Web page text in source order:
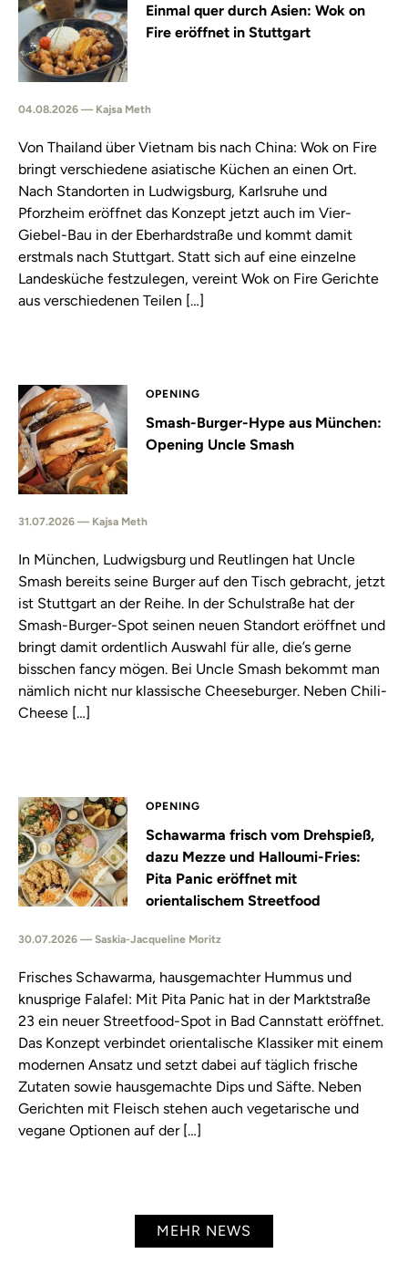
Einmal quer durch Asien: Wok on
Fire eröffnet in Stuttgart
04.08.2026 — Kajsa Meth
Von Thailand über Vietnam bis nach China: Wok on Fire
bringt verschiedene asiatische Küchen an einen Ort.
Nach Standorten in Ludwigsburg, Karlsruhe und
Pforzheim eröffnet das Konzept jetzt auch im Vier-
Giebel-Bau in der Eberhardstraße und kommt damit
erstmals nach Stuttgart. Statt sich auf eine einzelne
Landesküche festzulegen, vereint Wok on Fire Gerichte
aus verschiedenen Teilen […]
OPENING
Smash-Burger-Hype aus München:
Opening Uncle Smash
31.07.2026 — Kajsa Meth
In München, Ludwigsburg und Reutlingen hat Uncle
Smash bereits seine Burger auf den Tisch gebracht, jetzt
ist Stuttgart an der Reihe. In der Schulstraße hat der
Smash-Burger-Spot seinen neuen Standort eröffnet und
bringt damit ordentlich Auswahl für alle, die’s gerne
bisschen fancy mögen. Bei Uncle Smash bekommt man
nämlich nicht nur klassische Cheeseburger. Neben Chili-
Cheese […]
OPENING
Schawarma frisch vom Drehspieß,
dazu Mezze und Halloumi-Fries:
Pita Panic eröffnet mit
orientalischem Streetfood
30.07.2026 — Saskia-Jacqueline Moritz
Frisches Schawarma, hausgemachter Hummus und
knusprige Falafel: Mit Pita Panic hat in der Marktstraße
23 ein neuer Streetfood-Spot in Bad Cannstatt eröffnet.
Das Konzept verbindet orientalische Klassiker mit einem
modernen Ansatz und setzt dabei auf täglich frische
Zutaten sowie hausgemachte Dips und Säfte. Neben
Gerichten mit Fleisch stehen auch vegetarische und
vegane Optionen auf der […]
MEHR NEWS